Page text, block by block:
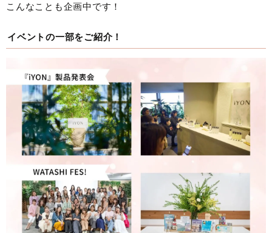
こんなことも企画中です！
イベントの一部をご紹介！